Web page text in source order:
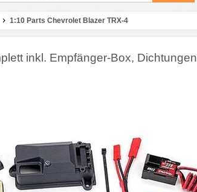
1:10 Parts Chevrolet Blazer TRX-4
inkl. Empfänger-Box, Dichtungen